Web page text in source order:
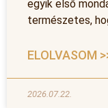
egyik első
természetes,
ELOLVASOM
2026.07.22.